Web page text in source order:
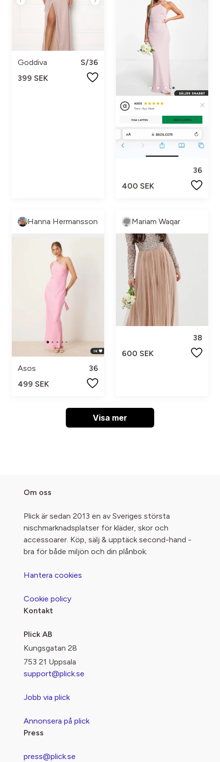
Goddiva
S/36
399 SEK
36
400 SEK
Hanna Hermansson
Asos
36
499 SEK
Mariam Waqar
38
600 SEK
Visa mer
Om oss
Plick är sedan 2013 en av Sveriges största
nischmarknadsplatser för kläder, skor och
accessoarer. Köp, sälj & upptäck second-hand -
bra för både miljön och din plånbok.
Hantera cookies
Cookie policy
Kontakt
Plick AB
Kungsgatan 28
753 21 Uppsala
support@plick.se
Jobb via plick
Annonsera på plick
Press
press@plick.se